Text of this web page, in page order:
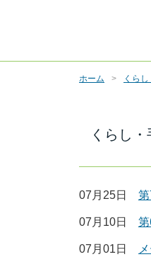
ホーム くら
くらし・
07月25日
07月10日
07月01日